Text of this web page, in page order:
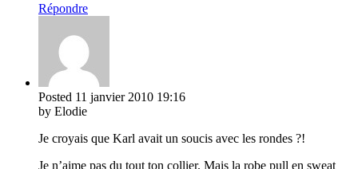
Répondre
Posted 11 janvier 2010 19:16
by Elodie
Je croyais que Karl avait un soucis avec les rondes ?!
Je n’aime pas du tout ton collier. Mais la robe pull en sweat